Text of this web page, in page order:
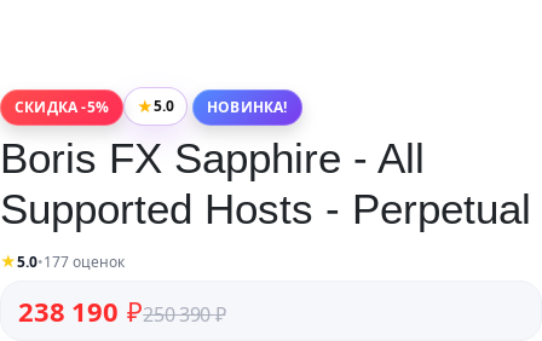
СКИДКА -5% ★5.0 НОВИНКА!
Boris FX Sapphire - All
Supported Hosts - Perpetual
★5.0•177 оценок
250 390₽
Первоначальная цена составляла 250 390 ₽.
238 190 ₽
Текущая цена: 238 190 ₽.